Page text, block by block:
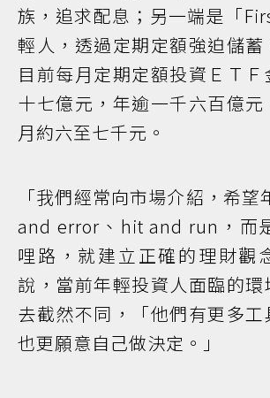
族，追求配息；另一端是「
輕人，透過定期定額強迫儲蓄
目前每月定期定額投資ＥＴ
十七億元，年逾一千六百億
月約六至七千元。
「我們經常向市場介紹，希
and error、hit and run，而
哩路，就建立正確的理財觀
說，當前年輕投資人面臨的
去截然不同，「他們有更多工
也更願意自己做決定。」